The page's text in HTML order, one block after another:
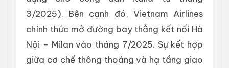
3/2025). Bên cạnh đó, Vietnam Airlines
chính thức mở đường bay thẳng kết nối Hà
Nội – Milan vào tháng 7/2025. Sự kết hợp
giữa cơ chế thông thoáng và hạ tầng giao